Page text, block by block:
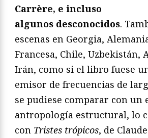
Carrère, e incluso
algunos desconocidos.
escenas en Georgia,
Francesa, Chile, Uzbekistán,
Irán, como si el libro fuese
emisor de frecuencias de
se pudiese comparar con un
antropología estructural, lo
con Tristes trópicos, de